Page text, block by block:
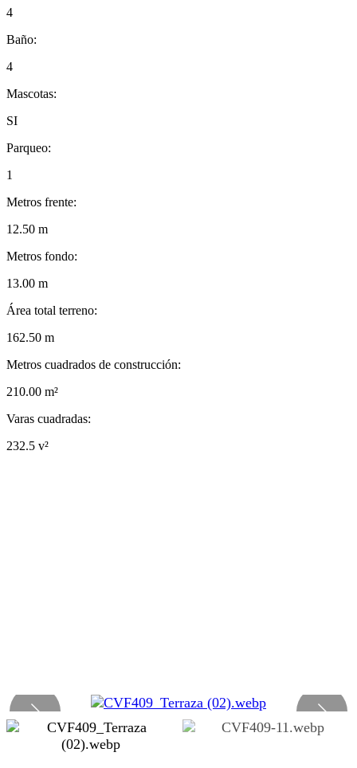
4
Baño:
4
Mascotas:
SI
Parqueo:
1
Metros frente:
12.50 m
Metros fondo:
13.00 m
Área total terreno:
162.50 m
Metros cuadrados de construcción:
210.00 m²
Varas cuadradas:
232.5 v²